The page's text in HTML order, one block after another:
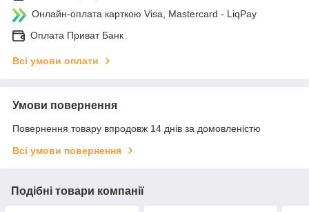
Онлайн-оплата карткою Visa, Mastercard - LiqPay
Оплата Приват Банк
Всі умови оплати
Умови повернення
Повернення товару впродовж 14 днів за домовленістю
Всі умови повернення
Подібні товари компанії